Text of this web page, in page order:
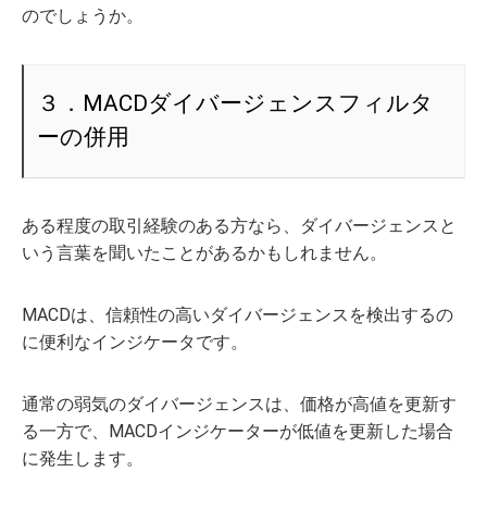
のでしょうか。
３．MACDダイバージェンスフィルタ
ーの併用
ある程度の取引経験のある方なら、ダイバージェンスと
いう言葉を聞いたことがあるかもしれません。
MACDは、信頼性の高いダイバージェンスを検出するの
に便利なインジケータです。
通常の弱気のダイバージェンスは、価格が高値を更新す
る一方で、MACDインジケーターが低値を更新した場合
に発生します。